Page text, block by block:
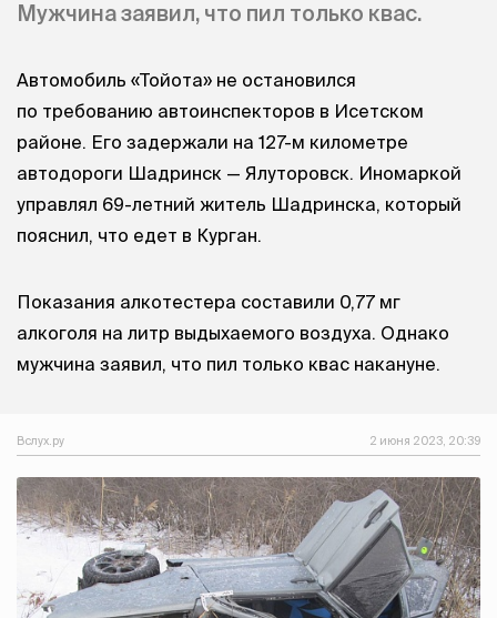
Мужчина заявил, что пил только квас.
Автомобиль «Тойота» не остановился
по требованию автоинспекторов в Исетском
районе. Его задержали на 127-м километре
автодороги Шадринск — Ялуторовск. Иномаркой
управлял 69-летний житель Шадринска, который
пояснил, что едет в Курган.
Показания алкотестера составили 0,77 мг
алкоголя на литр выдыхаемого воздуха. Однако
мужчина заявил, что пил только квас накануне.
Вслух.ру 2 июня 2023, 20:39